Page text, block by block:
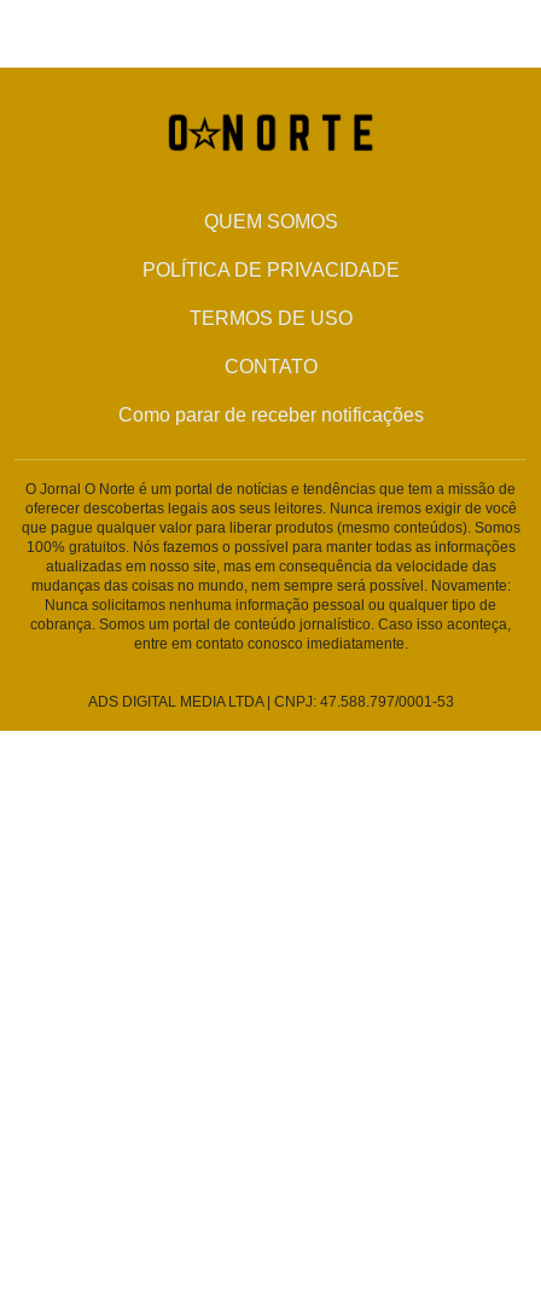
QUEM SOMOS
POLÍTICA DE PRIVACIDADE
TERMOS DE USO
CONTATO
Como parar de receber notificações
O Jornal O Norte é um portal de notícias e tendências que tem a missão de
oferecer descobertas legais aos seus leitores. Nunca iremos exigir de você
que pague qualquer valor para liberar produtos (mesmo conteúdos). Somos
100% gratuitos. Nós fazemos o possível para manter todas as informações
atualizadas em nosso site, mas em consequência da velocidade das
mudanças das coisas no mundo, nem sempre será possível. Novamente:
Nunca solicitamos nenhuma informação pessoal ou qualquer tipo de
cobrança. Somos um portal de conteúdo jornalístico. Caso isso aconteça,
entre em contato conosco imediatamente.
ADS DIGITAL MEDIA LTDA | CNPJ: 47.588.797/0001-53